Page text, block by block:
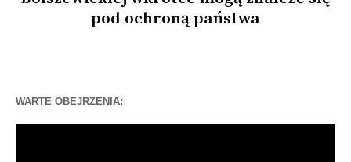
pod ochroną państwa
WARTE OBEJRZENIA: